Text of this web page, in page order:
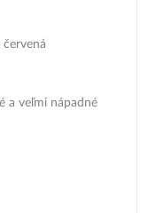
a veľmi nápadné